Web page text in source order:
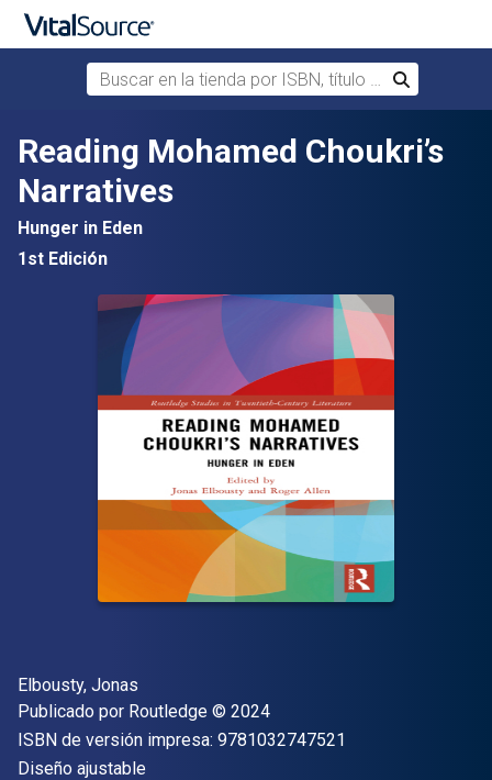
Saltar al contenido principal
Buscar en la tienda por ISBN, título o autor
Buscar
Reading Mohamed Choukri’s
Narratives
Hunger in Eden
1st Edición
Autor(es)
Elbousty, Jonas
Editor
Publicado por Routledge Copyright
© 2024
ISBN de versión impresa: 9781032747521
Formato
Diseño ajustable